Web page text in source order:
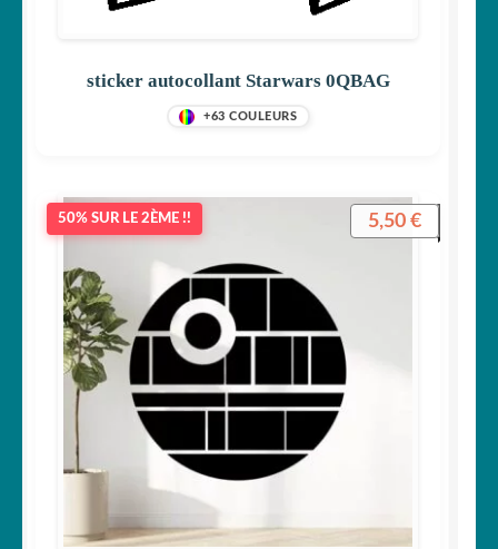
sticker autocollant Starwars 0QBAG
+63 COULEURS
50% SUR LE 2ÈME !! 5,50 €